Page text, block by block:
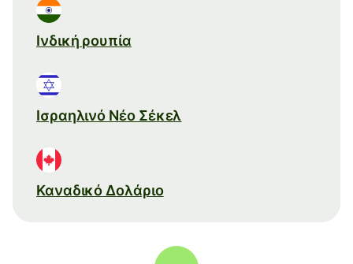
Ινδική ρουπία
Ισραηλινό Νέο Σέκελ
Καναδικό Δολάριο